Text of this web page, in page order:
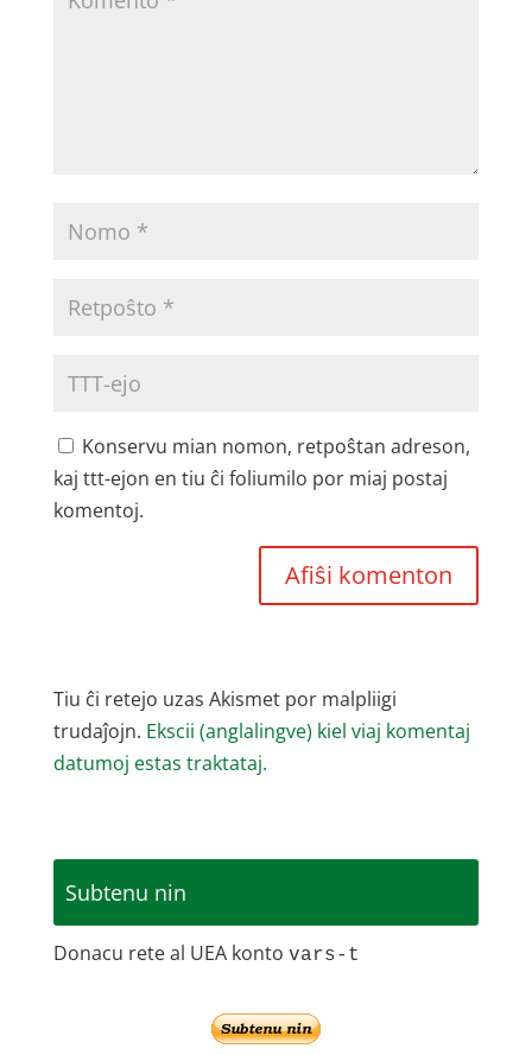
Konservu mian nomon, retpoŝtan adreson,
kaj ttt-ejon en tiu ĉi foliumilo por miaj postaj
komentoj.
Tiu ĉi retejo uzas Akismet por malpliigi
trudaĵojn. Ekscii (anglalingve) kiel viaj komentaj
datumoj estas traktataj.
Subtenu nin
Donacu rete al UEA konto vars-t